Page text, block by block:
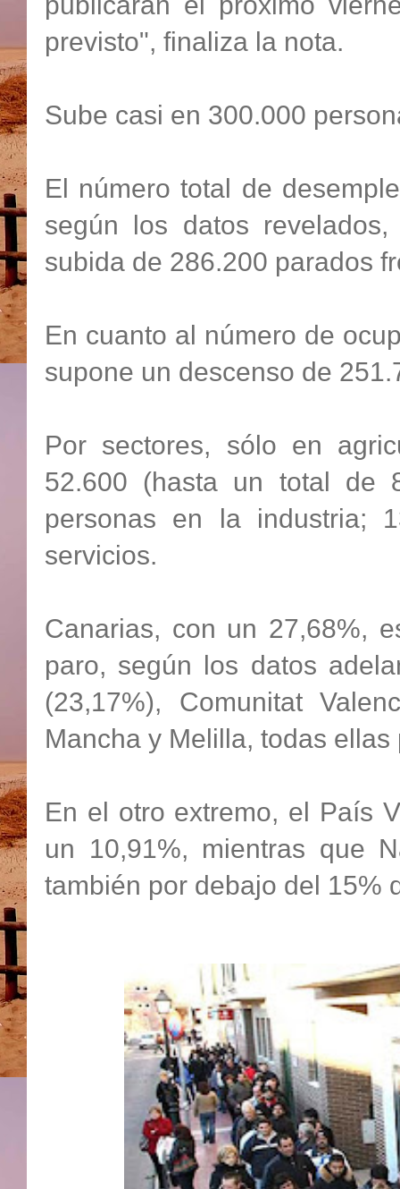
previsto", finaliza la nota.
Sube casi en 300.000
El número total de
según los datos
subida de 286.200 parados
En cuanto al número de
supone un descenso de
Por sectores, sólo en
52.600 (hasta un total de
personas en la industria;
servicios.
Canarias, con un 27,68%,
paro, según los datos
(23,17%), Comunitat
Mancha y Melilla, todas
En el otro extremo, el País
un 10,91%, mientras que
también por debajo del 15%